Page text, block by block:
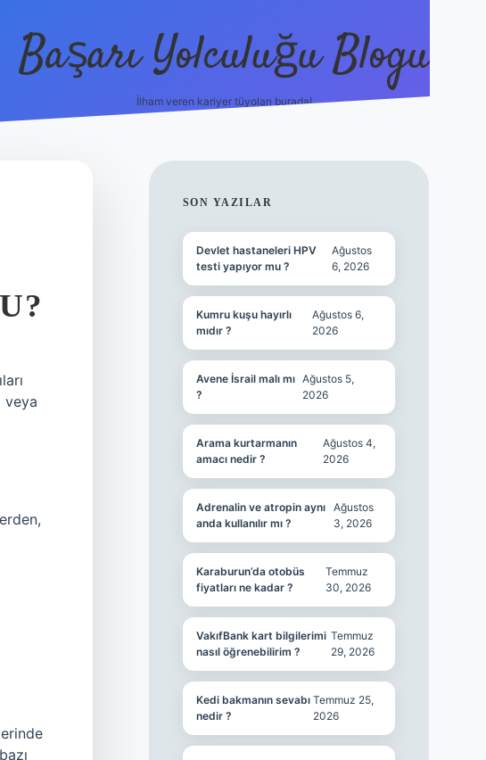
Başarı Yolculuğu Blogu
İlham veren kariyer tüyoları burada!
veya
SIDEBAR
SON YAZILAR
Devlet hastaneleri HPV
testi yapıyor mu ?
Ağustos
6, 2026
Kumru kuşu hayırlı
mıdır ?
Ağustos 6,
2026
Avene İsrail malı mı
?
Ağustos 5,
2026
Arama kurtarmanın
amacı nedir ?
Ağustos 4,
2026
Adrenalin ve atropin aynı
anda kullanılır mı ?
Ağustos
3, 2026
Karaburun’da otobüs
fiyatları ne kadar ?
Temmuz
30, 2026
VakıfBank kart bilgilerimi
nasıl öğrenebilirim ?
Temmuz
29, 2026
Kedi bakmanın sevabı
nedir ?
Temmuz 25,
2026
https://